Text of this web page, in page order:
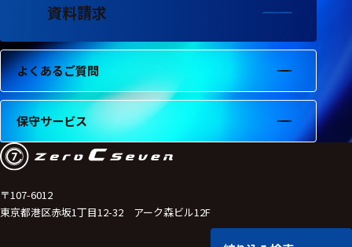
資料請求
よくあるご質問
保守サービス
〒107-6012
東京都港区赤坂1丁目12-32 アーク森ビル12F